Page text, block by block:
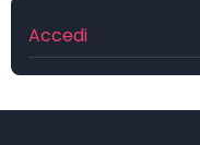
Menu
profilo
Accedi